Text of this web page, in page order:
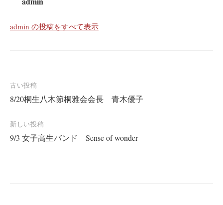
admin の投稿をすべて表示
投
稿
ナ
ビ
古い投稿
8/20桐生八木節桐雅会会長 青木優子
新しい投稿
9/3 女子高生バンド Sense of wonder